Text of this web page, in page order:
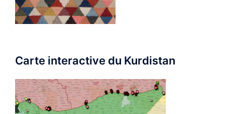
Carte interactive du Kurdistan